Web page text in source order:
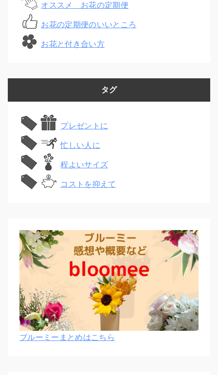
オススメ お花の定期便
お花の定期便のいいところ
お花と付き合い方
タグ
プレゼントに
忙しい人に
程よいサイズ
コストを抑えて
ブルーミーまとめはこちら